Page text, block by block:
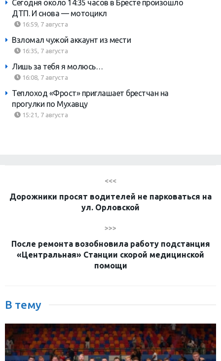
Сегодня около 14:35 часов в Бресте произошло
ДТП. И снова — мотоцикл
16:59, 7 августа
Взломал чужой аккаунт из мести
16:35, 7 августа
Лишь за тебя я молюсь…
16:08, 7 августа
Теплоход «Фрост» приглашает брестчан на
прогулки по Мухавцу
15:21, 7 августа
<<<
Дорожники просят водителей не парковаться на
ул. Орловской
>>>
После ремонта возобновила работу подстанция
«Центральная» Станции скорой медицинской
помощи
В тему